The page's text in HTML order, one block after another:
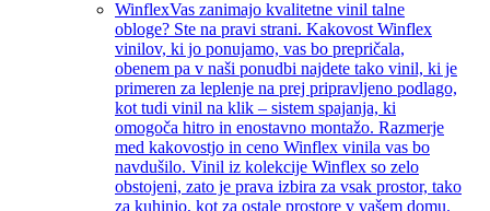
WinflexVas zanimajo kvalitetne vinil talne
obloge? Ste na pravi strani. Kakovost Winflex
vinilov, ki jo ponujamo, vas bo prepričala,
obenem pa v naši ponudbi najdete tako vinil, ki je
primeren za leplenje na prej pripravljeno podlago,
kot tudi vinil na klik – sistem spajanja, ki
omogoča hitro in enostavno montažo. Razmerje
med kakovostjo in ceno Winflex vinila vas bo
navdušilo. Vinil iz kolekcije Winflex so zelo
obstojeni, zato je prava izbira za vsak prostor, tako
za kuhinjo, kot za ostale prostore v vašem domu.